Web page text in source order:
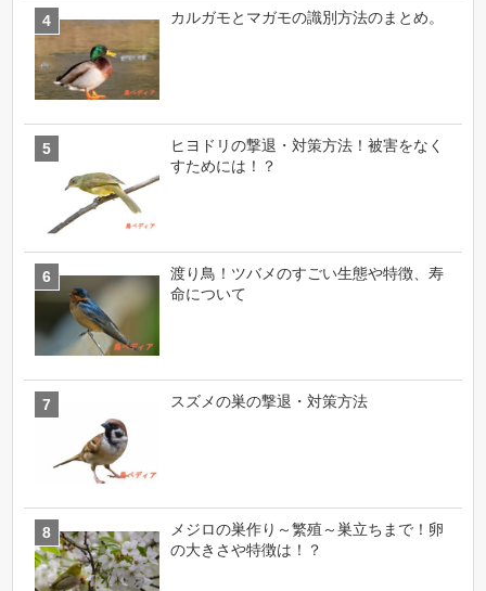
カルガモとマガモの識別方法のまとめ。
ヒヨドリの撃退・対策方法！被害をなく
すためには！？
渡り鳥！ツバメのすごい生態や特徴、寿
命について
スズメの巣の撃退・対策方法
メジロの巣作り～繁殖～巣立ちまで！卵
の大きさや特徴は！？